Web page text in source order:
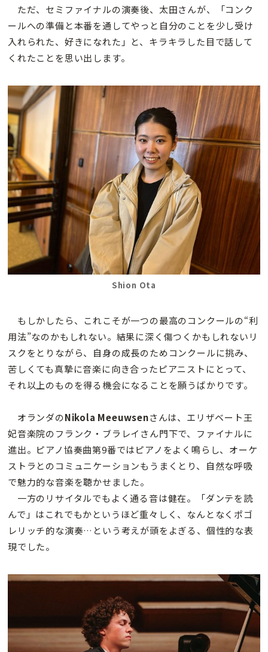
ただ、セミファイナルの演奏後、太田さんが、「コンク
ールへの準備と本番を通してやっと自分のことを少し受け
入れられた、好きになれた」と、キラキラした目で話して
くれたことを思い出します。
Shion Ota
もしかしたら、これこそが一つの最高のコンクールの“利
用法”なのかもしれない。結果に深く傷つくかもしれないリ
スクをとりながら、自身の成長のためコンクールに挑み、
苦しくても真摯に音楽に向き合ったピアニストにとって、
それ以上のものを得る機会になることを願うばかりです。
オランダのNikola Meeuwsenさんは、エリザベート王
妃音楽院のフランク・ブラレイさん門下で、ファイナルに
進出。ピアノ協奏曲第9番ではピアノをよく鳴らし、オーケ
ストラとのコミュニケーションもうまくとり、自然な呼吸
で魅力的な音楽を聴かせました。
一方のリサイタルでもよく通る音は健在。「ダンテを読
んで」はこれでもかというほど重々しく、なんとなくポゴ
レリッチ的な演奏…という考えが頭をよぎる、個性的な表
現でした。